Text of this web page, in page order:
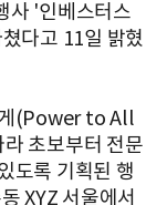
사 '인베스터스
다고 11일 밝혔
게(Power to All
초보부터 전문
도록 기획된 행
XYZ 서울에서